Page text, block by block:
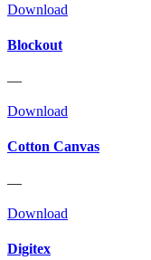
Download
Blockout
—
Download
Cotton Canvas
—
Download
Digitex